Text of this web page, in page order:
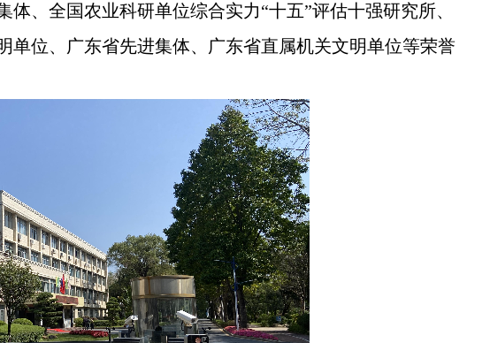
、全国农业科研单位综合实力“十五”评估十强研究所、
单位、广东省先进集体、广东省直属机关文明单位等荣誉